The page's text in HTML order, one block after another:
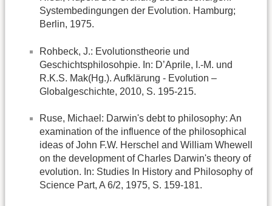
Systembedingungen der Evolution. Hamburg;
Berlin, 1975.
Rohbeck, J.: Evolutionstheorie und
Geschichtsphilosohpie. In: D’Aprile, I.-M. und
R.K.S. Mak(Hg.). Aufklärung - Evolution –
Globalgeschichte, 2010, S. 195-215.
Ruse, Michael: Darwin's debt to philosophy: An
examination of the influence of the philosophical
ideas of John F.W. Herschel and William Whewell
on the development of Charles Darwin's theory of
evolution. In: Studies In History and Philosophy of
Science Part, A 6/2, 1975, S. 159-181.